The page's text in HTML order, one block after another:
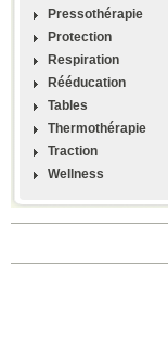
Pressothérapie
Protection
Respiration
Rééducation
Tables
Thermothérapie
Traction
Wellness